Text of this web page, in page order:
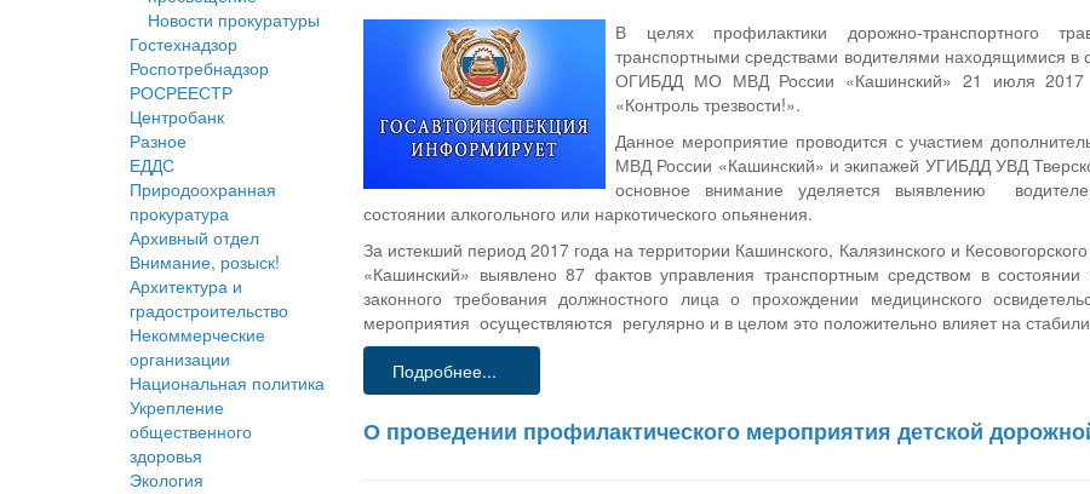
Новости прокуратуры
Гостехнадзор
Роспотребнадзор
РОСРЕЕСТР
Центробанк
Разное
ЕДДС
Природоохранная
прокуратура
Архивный отдел
Внимание, розыск!
Архитектура и
градостроительство
Некоммерческие
организации
Национальная политика
Укрепление
общественного
здоровья
Экология
В целях профилактики дорожно-транспортного
транспортными средствами водителями находящимися в
ОГИБДД МО МВД России «Кашинский» 21 июля 2017
«Контроль трезвости!».
Данное мероприятие проводится с участием
МВД России «Кашинский» и экипажей УГИБДД УВД
основное внимание уделяется выявлению
состоянии алкогольного или наркотического опьянения.
За истекший период 2017 года на территории Кашинского, Калязинского и
«Кашинский» выявлено 87 фактов управления транспортным средством в
законного требования должностного лица о прохождении медицинского
мероприятия осуществляются регулярно и в целом это положительно влияет на
Подробнее...
О проведении профилактического мероприятия детской